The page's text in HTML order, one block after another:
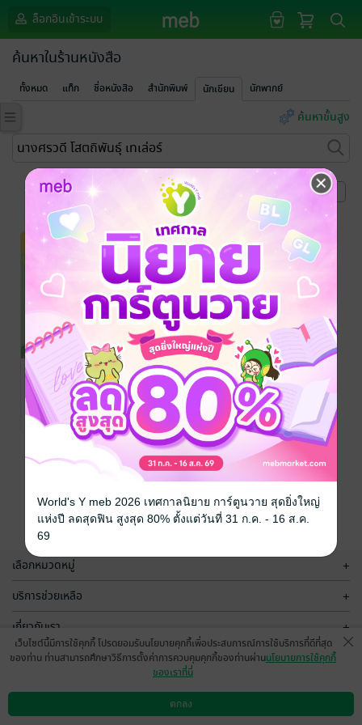
ล็อกอินเข้าระบบ
ค้นหาในร้านหนังสือ
ทั้งหมด แท็ก ชื่อหนังสือ สำนักพิมพ์ นักเขียน นักพากย์
ค้นหาขั้นสูง
หน้าที่ 1
ปั้นลูก ปลูก
ภาษา ฉบับ
ปรับปรุง
นางศรวดี โสตถิ
พันธุ์ เทเล่อร์/
Mommy's Journey
แม่และเด็ก
4 Rating
เลือกหมวดหมู่ +
บริการช่วยเหลือ +
เกี่ยวกับเรา +
กลุ่มธุรกิจในเครือ
ดาวน์โหลดแอป วิธีการใช้งาน ติดต่อเรา
เว็บไซต์นี้มีการใช้คุกกี้ โปรดยอมรับนโยบายคุกกี้เพื่อประสบการณ์การใช้บริการที่ดีที่สุด
ของท่าน ท่านสามารถศึกษาวิธีการตั้งค่าการควบคุมคุกกี้ของท่านผ่านนโยบายการใช้คุกกี้
ของเราที่นี่
ตกลง
World's Y meb 2026 เทศกาลนิยาย การ์ตูนวาย สุดยิ่งใหญ่
แห่งปี ลดสุดฟิน สูงสุด 80% ตั้งแต่วันที่ 31 ก.ค. - 16 ส.ค.
69